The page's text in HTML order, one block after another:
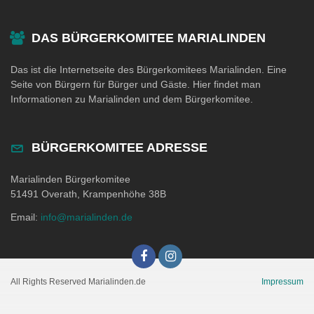
DAS BÜRGERKOMITEE MARIALINDEN
Das ist die Internetseite des Bürgerkomitees Marialinden. Eine
Seite von Bürgern für Bürger und Gäste. Hier findet man
Informationen zu Marialinden und dem Bürgerkomitee.
BÜRGERKOMITEE ADRESSE
Marialinden Bürgerkomitee
51491 Overath, Krampenhöhe 38B
Email: info@marialinden.de
All Rights Reserved Marialinden.de Impressum